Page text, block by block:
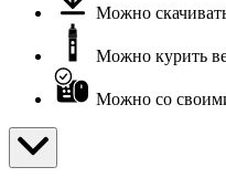
Можно
Можно курить
Можно со